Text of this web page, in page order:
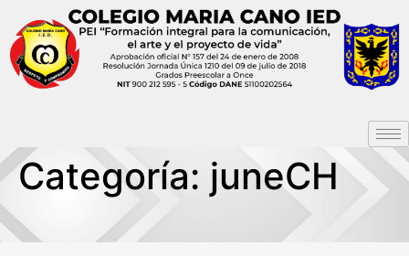
Categoría: juneCH